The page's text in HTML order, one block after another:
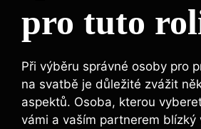
pro tuto
Při​ výběru správné osoby ⁣pro
⁢na ‍svatbě je důležité zvážit
aspektů. Osoba, kterou
vámi a⁢ vaším partnerem blízký